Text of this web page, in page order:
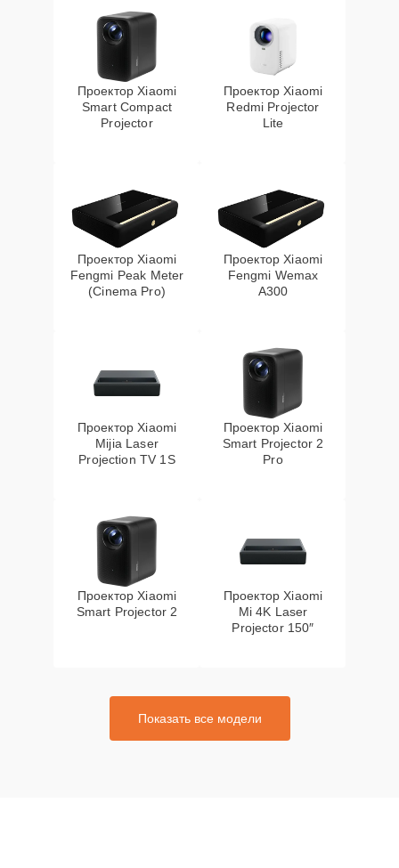
Проектор Xiaomi
Smart Compact
Projector
Проектор Xiaomi
Redmi Projector
Lite
Проектор Xiaomi
Fengmi Peak Meter
(Cinema Pro)
Проектор Xiaomi
Fengmi Wemax
A300
Проектор Xiaomi
Mijia Laser
Projection TV 1S
Проектор Xiaomi
Smart Projector 2
Pro
Проектор Xiaomi
Smart Projector 2
Проектор Xiaomi
Mi 4K Laser
Projector 150″
Показать все модели